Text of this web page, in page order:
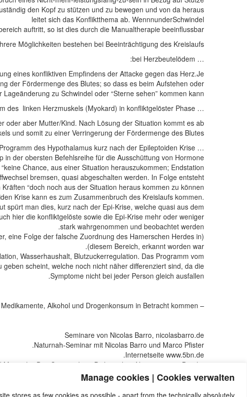
Manage cookies | Cookies verwalten
stores as few cookies as possible - apart from the technically absolutely
den Kopf zu stützen und zu bewegen und von da heraus
leitet sich das Konfliktthema ab. WennnunderSchwindel
auftritt, so ist dies durch die Manualtherapie beeinflussbar.
Möglichkeiten bestehen bei Beeinträchtigung des Kreislaufs …
… bei Herzbeutelödem:
eines konfliktiven Empfindens der Attacke gegen das Herz.Je
der Fördermenge des Blutes; so dass es beim Aufstehen oder
Lageänderung zu Schwindel oder “Sterne sehen” kommen kann
… beim Programm des linken Herzmuskels (Myokard) in konfliktgelöster Phase:
oder aber Mutter/Kind. Nach Lösung der Situation kommt es ab
und somit zu einer Verringerung der Fördermenge des Blutes.
… beim Programm des Hypothalamus kurz nach der Epileptoiden Krise:
in der obersten Befehlsreihe für die Ausschüttung von Hormone.
Chance, aus einer Situation herauszukommen; Endstation”.
bremsen, quasi abgeschalten werden. In Folge entsteht
“doch noch aus der Situation heraus kommen zu können”.
Krise kann es zum Zusammenbruch des Kreislaufs kommen.
spürt man dies, kurz nach der Epi-Krise, welche quasi aus dem
hier die konfliktgelöste sowie die Epi-Krise mehr oder weniger
stark wahrgenommen und beobachtet werden.
eine Folge der falsche Zuordnung des Hamerschen Herdes in
diesem Bereich, erkannt worden war).
Wasserhaushalt, Blutzuckerregulation. Das Programm vom
scheint, welche noch nicht näher differenziert sind, da die
Symptome nicht bei jeder Person gleich ausfallen.
– Als weitere mögliche Ursachen können aber auch bestimmte Medikamente, Alkohol und Drogenkonsum in Betracht kommen.
Seminare von Nicolas Barro, nicolasbarro.de
Naturnah-Seminar mit Nicolas Barro und Marco Pfister.
Internetseite www.5bn.de.
Münnich, “Das System der 5 Biologischen Naturgesetze” Band 1
ital. Jurist und 5BN-Therapeut “Danke Doktor Hamer”
Naturgesetze des ital. Studienverbandes A.L.B.A. (heute: Ass.
Saluta Aktiva Onlus)